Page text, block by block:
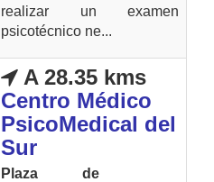
realizar un examen
psicotécnico ne...
A 28.35 kms
Centro Médico
PsicoMedical del
Sur
Plaza de